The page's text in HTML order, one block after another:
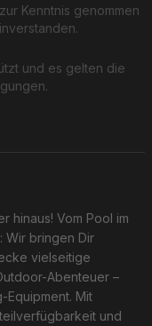
und es gelten die
.
zur Kenntnis genommen
hinaus! Vom Pool im
Wir bringen Dir
vielseitige
Abenteuer –
Equipment. Mit
und